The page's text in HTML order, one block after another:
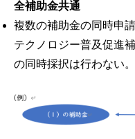
全補助金共通
複数の補助金の同時申
テクノロジー普及促進
の同時採択は行わない。